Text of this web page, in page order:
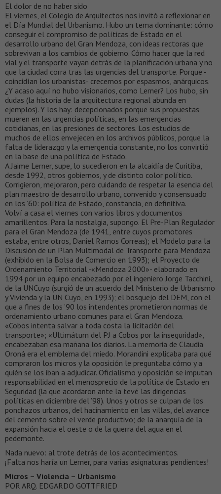
El dolor de no haber sido
El viernes, el Colegio de Arquitectos nos invitó a reflexionar en
el Día Mundial del Urbanismo. Hubo un tema dominante: cómo
conseguir el compromiso de políticas de Estado en el
desarrollo urbano del Gran Mendoza, con ideas rectoras que
sobrevivan a los cambios de gobierno. Cómo hacer que la red
vial y el transporte vayan detrás de la planificación urbana y no
que la ciudad corra tras las urgencias del transporte. Porque -
coincidían los urbanistas- crecemos por espasmos, anárquicos.
¿Y acaso aquí no hubo visionarios, como Lerner? Los hubo, sin
dudas (la historia de la arquitectura regional abunda en
ejemplos). Y los hay: decepcionados porque sus propuestas
mueren en las urgencias políticas, en las emergencias
cotidianas, en las presiones de sectores. Los estudios de
muchos de ellos envejecen en los archivos públicos, porque la
falta de liderazgo y la emergencia constante, no los convirtió
en la base de una política de Estado.
A Jaime Lerner, supe, lo sucedieron en la alcaidía de Curitiba,
desde 1992, otros gobiernos, y de distinto color político.
Corrigieron, mejoraron, pero cuidando de respetar la esencia del
plan maestro de desarrollo urbano, convenido y consensuado
en los ’60: política de Estado, constancia, en definitiva.
Volví a casa el viernes con varios libros y documentos
amarillentos. Para la nostalgia, supongo. El Pre-Plan Regulador
para el Gran Mendoza (de 1941, entre cuyos promotores
estaba, entre otros, Daniel Ramos Correas); el Modelo para la
Discusión de un Plan Multimodal de Transporte para Mendoza
(exhibido en la Bolsa de Comercio en 1993); el Proyecto de
Ordenamiento Territorial -«Mendoza 2000»- elaborado en
1994 por un equipo encabezado por el ingeniero Jorge Tacchini,
de la UNCuyo (surgió de un acuerdo del Ministerio de Urbanismo
y Vivienda y la UN Cuyo, en 1993); el bosquejo del DEM, con el
que a fines de los ’90 los intendentes prometieron normas de
ordenamiento urbano comunes para el Gran Mendoza.
«Cobos intenta salvar a toda costa la licitación del
transporte»; «Ultimátum del PJ a Cobos por la inseguridad»,
encabezaban esa mañana los diarios. La memoria de Claudia
Oroná era el emblema del miedo. Morandini explicaba para qué
compraron los micros y la oposición le preguntaba cómo y a
quién se los iban a adjudicar. Oficialismo y oposición se imputan
responsabilidad en el menosprecio de la política de Estado en
Seguridad (la que acordaron ante la tevé las dirigencias
políticas en diciembre del ’98). Unos y otros se culpan de los
ponchazos urbanos, del hacinamiento en las villas, del avance
del cemento sobre el verde productivo; de la anarquía de la
expansión hacia el oeste o de la guerra del agua en el
pedemonte.
Nada nuevo: al trote detrás de los acontecimientos.
¡Falta nos haría un Lerner, para varias asignaturas pendientes!
Micros – Violencia – Urbanismo
POR ARQ. EDGARDO GOTTFRIED